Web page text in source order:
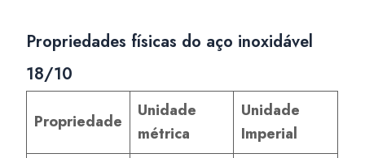
Propriedades físicas do aço inoxidável
18/10
Propriedade
Unidade
métrica
Unidade
Imperial